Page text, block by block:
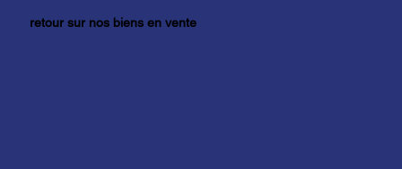
retour sur nos biens en vente